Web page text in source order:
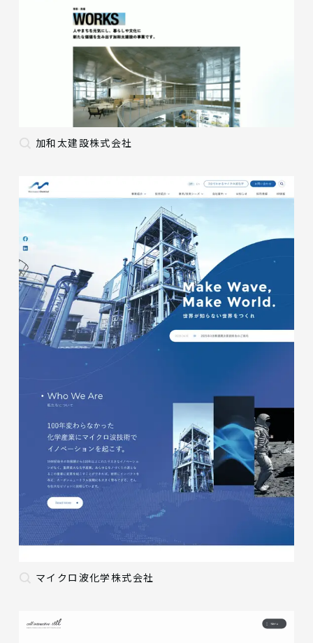
加和太建設株式会社
マイクロ波化学株式会社